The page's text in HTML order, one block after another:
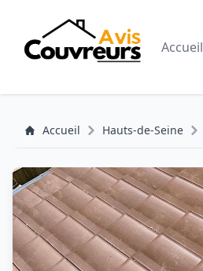
Accueil
Accueil Hauts-de-Seine